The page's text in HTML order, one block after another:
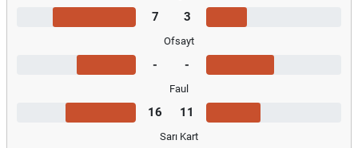
7 3
Ofsayt
- -
Faul
16 11
Sarı Kart